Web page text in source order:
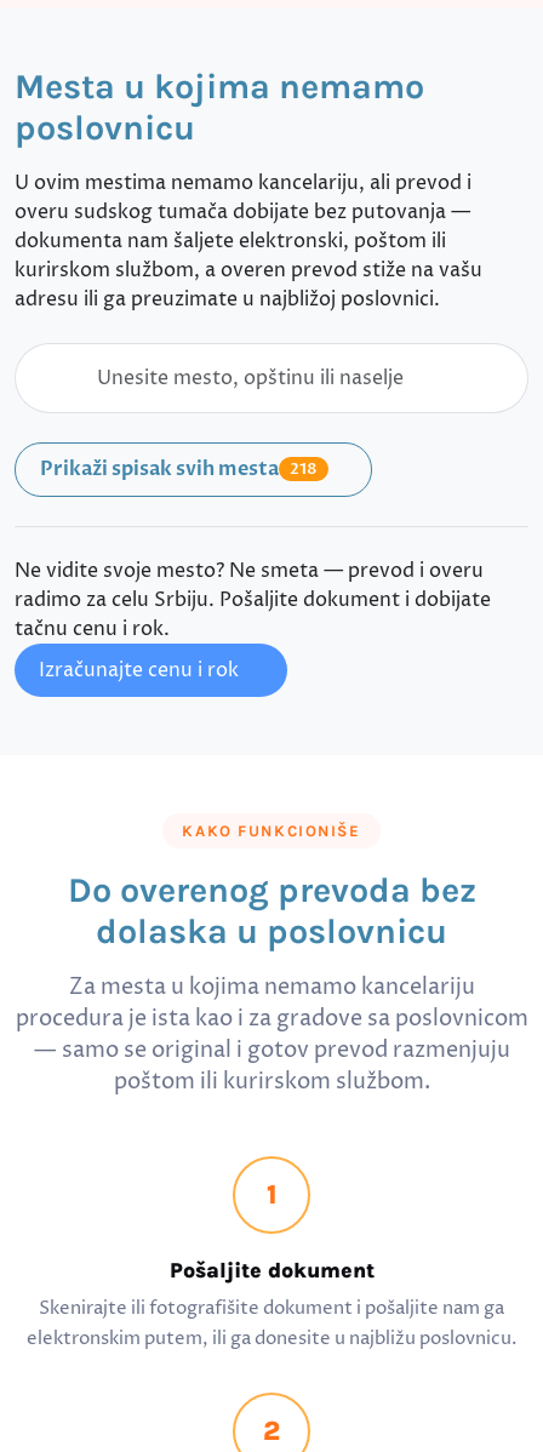
Mesta u kojima nemamo
poslovnicu
U ovim mestima nemamo kancelariju, ali prevod i
overu sudskog tumača dobijate bez putovanja —
dokumenta nam šaljete elektronski, poštom ili
kurirskom službom, a overen prevod stiže na vašu
adresu ili ga preuzimate u najbližoj poslovnici.
Prikaži spisak svih mesta 218
Ne vidite svoje mesto? Ne smeta — prevod i overu
radimo za celu Srbiju. Pošaljite dokument i dobijate
tačnu cenu i rok.
Izračunajte cenu i rok
KAKO FUNKCIONIŠE
Do overenog prevoda bez
dolaska u poslovnicu
Za mesta u kojima nemamo kancelariju
procedura je ista kao i za gradove sa poslovnicom
— samo se original i gotov prevod razmenjuju
poštom ili kurirskom službom.
1
Pošaljite dokument
Skenirajte ili fotografišite dokument i pošaljite nam ga
elektronskim putem, ili ga donesite u najbližu poslovnicu.
2